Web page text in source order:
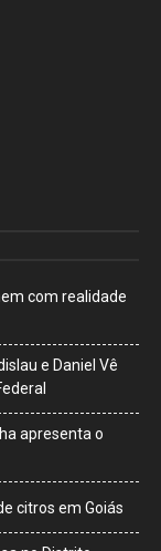
com realidade
e Daniel Vê
apresenta o
citros em Goiás